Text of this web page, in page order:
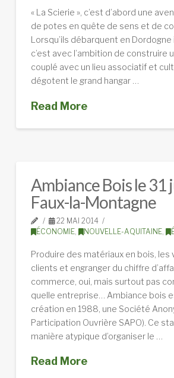
« La Scierie », c’est d’abord une
de potes en quête de sens et de
Lorsqu’ils débarquent en Dordogne
c’est avec l’ambition de construire
couplé avec un lieu associatif et
dégotent le grand hangar …
Read More
Ambiance Bois le 31
Faux-la-Montagne
22 MAI 2014
ÉCONOMIE, NOUVELLE-AQUITAINE,
Produire des matériaux en bois, les
clients et engranger du chiffre
commerce, oui, mais surtout pas
quelle entreprise… Ambiance bois
création en 1988, une Société
Participation Ouvrière SAPO). Ce
manière atypique d’organiser le …
Read More